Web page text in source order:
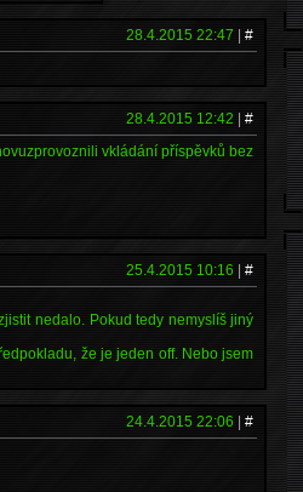
28.4.2015 22:47 |#
28.4.2015 12:42 |#
vkládání příspěvků bez
25.4.2015 10:16 |#
nedalo. Pokud tedy nemyslíš jiný
že je jeden off. Nebo jsem
24.4.2015 22:06 |#